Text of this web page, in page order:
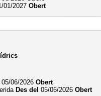
01/2027Obert
05/06/2026Obert
Des del 05/06/2026Obert